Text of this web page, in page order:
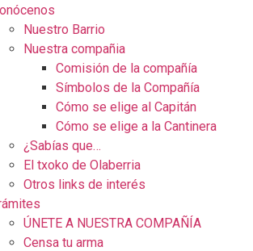
Nuestro Barrio
Nuestra compañia
Comisión de la compañía
Símbolos de la Compañía
Cómo se elige al Capitán
Cómo se elige a la Cantinera
¿Sabías que…
El txoko de Olaberria
Otros links de interés
ÚNETE A NUESTRA COMPAÑÍA
Censa tu arma